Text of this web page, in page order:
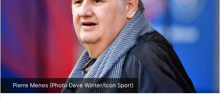
Pierre Menes (Photo Dave Winter/Icon Sport)